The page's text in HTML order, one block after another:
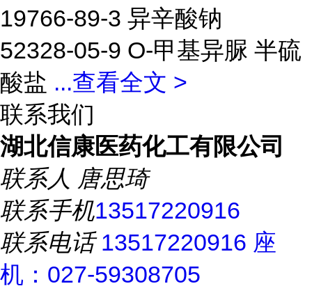
19766-89-3 异辛酸钠
52328-05-9 O-甲基异脲 半硫
酸盐 ...查看全文 >
联系我们
湖北信康医药化工有限公司
联系人 唐思琦
联系手机13517220916
联系电话13517220916 座
机：027-59308705